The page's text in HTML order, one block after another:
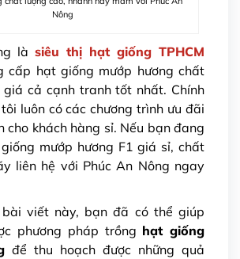
Nông
là siêu thị hạt giống TPHCM
cấp hạt giống mướp hương chất
giá cả cạnh tranh tốt nhất. Chính
luôn có các chương trình ưu đãi
cho khách hàng sỉ. Nếu bạn đang
mướp hương F1 giá sỉ, chất
liên hệ với Phúc An Nông ngay
viết này, bạn đã có thể giúp
phương pháp trồng hạt giống
để thu hoạch được những quả